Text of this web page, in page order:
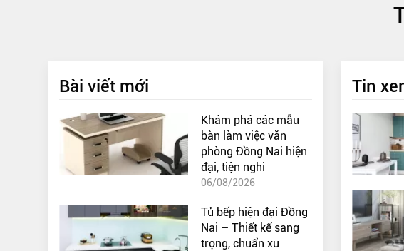
Bài viết mới
Khám phá các mẫu
bàn làm việc văn
phòng Đồng Nai hiện
đại, tiện nghi
06/08/2026
Tủ bếp hiện đại Đồng
Nai – Thiết kế sang
trọng, chuẩn xu
Tin